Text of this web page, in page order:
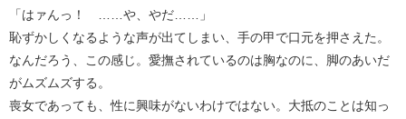
「はァんっ！ ……や、やだ……」
恥ずかしくなるような声が出てしまい、手の甲で口元を押さえた。
なんだろう、この感じ。愛撫されているのは胸なのに、脚のあいだ
がムズムズする。
喪女であっても、性に興味がないわけではない。大抵のことは知っ